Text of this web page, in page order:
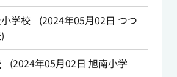
学校 (2024年05月02日 つつ
)
(2024年05月02日 旭南小学